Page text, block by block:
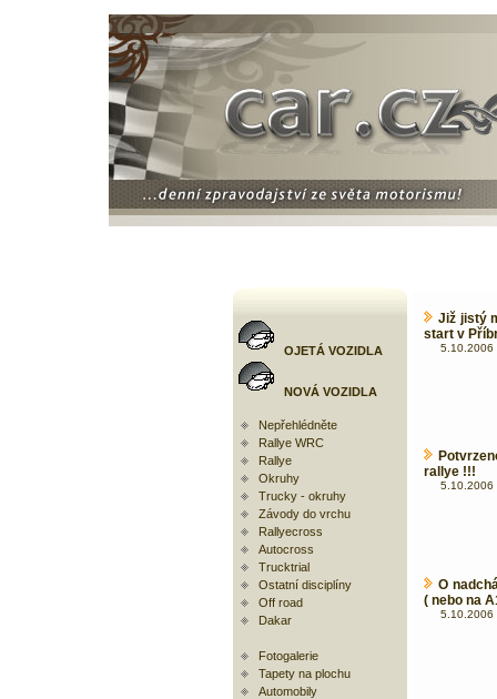
OJETÁ VOZIDLA
NOVÁ VOZIDLA
Nepřehlédněte
Rallye WRC
Rallye
Okruhy
Trucky - okruhy
Závody do vrchu
Rallyecross
Autocross
Trucktrial
Ostatní disciplíny
Off road
Dakar
Fotogalerie
Tapety na plochu
Automobily
Již jistý
start v
5.10.2006
rallye !!!
5.10.2006
O
( nebo na
5.10.2006